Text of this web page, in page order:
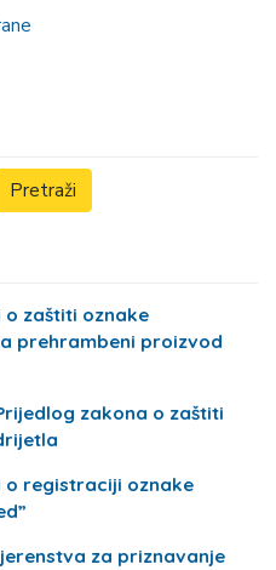
o zaštiti oznake
prehrambeni proizvod
zakona o zaštiti
o registraciji oznake
za priznavanje